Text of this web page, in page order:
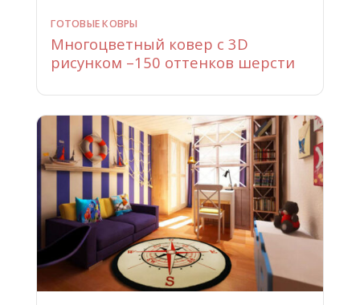
ГОТОВЫЕ КОВРЫ
Многоцветный ковер с 3D
рисунком –150 оттенков шерсти